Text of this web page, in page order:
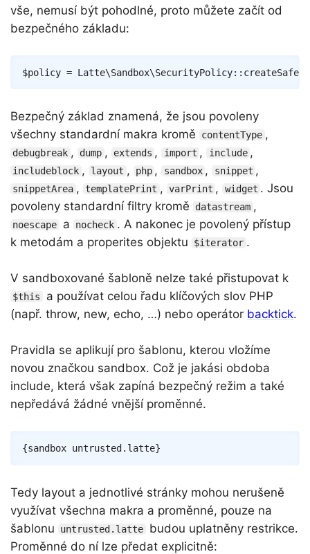
vše, nemusí být pohodlné, proto můžete začít od
bezpečného základu:
$policy = Latte\Sandbox\SecurityPolicy:: Copy
Bezpečný základ znamená, že jsou povoleny
všechny standardní makra kromě
contentType ,
debugbreak , dump , extends , import , include ,
includeblock , layout , php , sandbox , snippet ,
snippetArea , templatePrint , varPrint , widget . Jsou
povoleny standardní filtry kromě
datastream ,
noescape a nocheck . A nakonec je povolený přístup
k metodám a properites objektu
$iterator .
V sandboxované šabloně nelze také přistupovat k
$this
a používat celou řadu klíčových slov PHP
(např. throw, new, echo, …) nebo operátor backtick.
Pravidla se aplikují pro šablonu, kterou vložíme
novou značkou sandbox. Což je jakási obdoba
include, která však zapíná bezpečný režim a také
nepředává žádné vnější proměnné.
{sandbox untrusted . latte}
Tedy layout a jednotlivé stránky mohou nerušeně
využívat všechna makra a proměnné, pouze na
šablonu
untrusted.latte
budou uplatněny restrikce.
Proměnné do ní lze předat explicitně: